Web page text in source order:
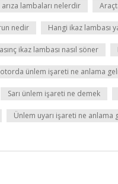
lambaları nelerdir
nedir Hangi ikaz lambası
ikaz lambası nasıl söner
ünlem işareti ne anlama
Sarı ünlem işareti ne demek
Ünlem uyarı işareti ne anlama